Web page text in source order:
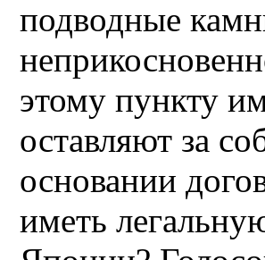
подводные
этому пункту
оставляют за
основании
иметь